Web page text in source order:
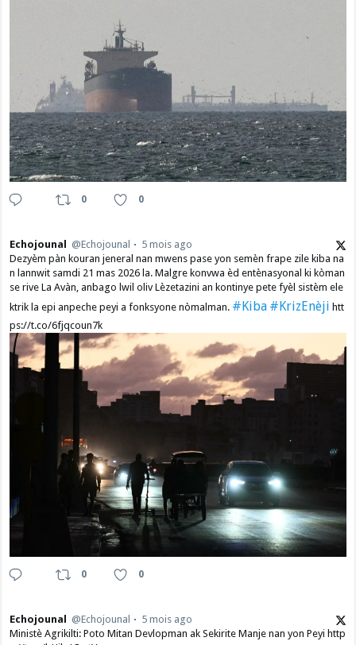
0 0
Echojounal @Echojounal
5 mois ago
Dezyèm pàn kouran jeneral nan mwens pase yon semèn frape zile kiba na
n lannwit samdi 21 mas 2026 la. Malgre konvwa èd entènasyonal ki kòman
se rive La Avàn, anbago lwil oliv Lèzetazini an kontinye pete fyèl sistèm ele
ktrik la epi anpeche peyi a fonksyone nòmalman. #Kiba #KrizEnèji htt
ps://t.co/6fjqcoun7k
0 0
Echojounal @Echojounal
5 mois ago
Ministè Agrikilti: Poto Mitan Devlopman ak Sekirite Manje nan yon Peyi http